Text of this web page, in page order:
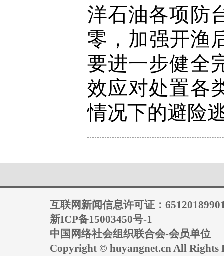
洋石油各项防
零，加强开渔
要进一步健全
效应对处置各
情况下的避险
互联网新闻信息许可证：
新ICP备15003450号-1
中国网络社会组织联合会-会员单位
Copyright © huyangnet.cn All Rights